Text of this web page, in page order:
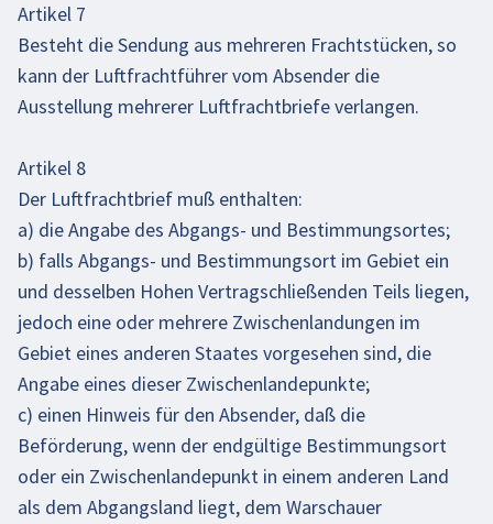
Artikel 7
Besteht die Sendung aus mehreren Frachtstücken, so
kann der Luftfrachtführer vom Absender die
Ausstellung mehrerer Luftfrachtbriefe verlangen.
Artikel 8
Der Luftfrachtbrief muß enthalten:
a) die Angabe des Abgangs- und Bestimmungsortes;
b) falls Abgangs- und Bestimmungsort im Gebiet ein
und desselben Hohen Vertragschließenden Teils liegen,
jedoch eine oder mehrere Zwischenlandungen im
Gebiet eines anderen Staates vorgesehen sind, die
Angabe eines dieser Zwischenlandepunkte;
c) einen Hinweis für den Absender, daß die
Beförderung, wenn der endgültige Bestimmungsort
oder ein Zwischenlandepunkt in einem anderen Land
als dem Abgangsland liegt, dem Warschauer